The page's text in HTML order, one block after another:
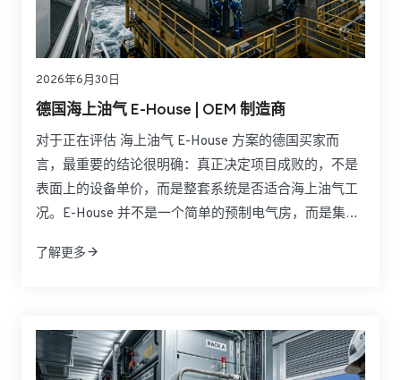
2026年6月30日
德国海上油气 E-House | OEM 制造商
对于正在评估 海上油气 E-House 方案的德国买家而
言，最重要的结论很明确：真正决定项目成败的，不是
表面上的设备单价，而是整套系统是否适合海上油气工
况。E-House 并不是一个简单的预制电气房，而是集成
保护于一体的模块化电力基础设施。面对北海海上平
期运行可靠性。
了解更多